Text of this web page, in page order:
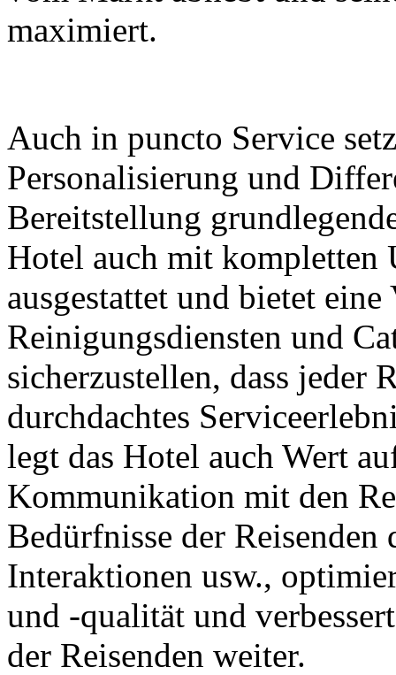
maximiert.
Auch in puncto Service
Personalisierung und
Bereitstellung
Hotel auch mit kompletten
ausgestattet und bietet
Reinigungsdiensten und
sicherzustellen, dass jeder
durchdachtes
legt das Hotel auch Wert
Kommunikation mit den
Bedürfnisse der
Interaktionen usw.,
und -qualität und
der Reisenden weiter.